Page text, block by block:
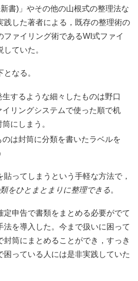
書)」やその他の山根式の整理法な
践した著者による，既存の整理術の
ファイリング術であるWI式ファイ
ていた。
なる。
するような細々したものは野口
リングシステムで使った順で机
にしまう。
は封筒に分類を書いたラベルを
ってしまうという手軽な方法で，
をひとまとまりに整理できる。
定申告で書類をまとめる必要がでて
法を導入した。今まで扱いに困って
封筒にまとめることができ，すっき
困っている人には是非実践していた